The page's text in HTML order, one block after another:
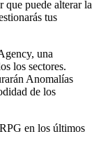
que puede alterar la
tus
una
los sectores.
Anomalías
de los
en los últimos